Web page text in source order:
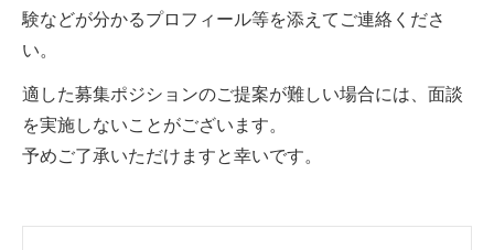
験などが分かるプロフィール等を添えてご連絡くださ
い。
適した募集ポジションのご提案が難しい場合には、面談
を実施しないことがございます。
予めご了承いただけますと幸いです。